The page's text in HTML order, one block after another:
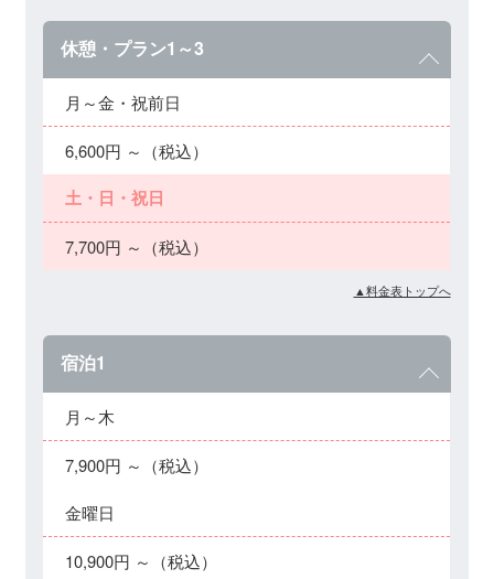
休憩・プラン1～3
月～金・祝前日
6,600円 ～（税込）
土・日・祝日
7,700円 ～（税込）
▲料金表トップへ
宿泊1
月～木
7,900円 ～（税込）
金曜日
10,900円 ～（税込）